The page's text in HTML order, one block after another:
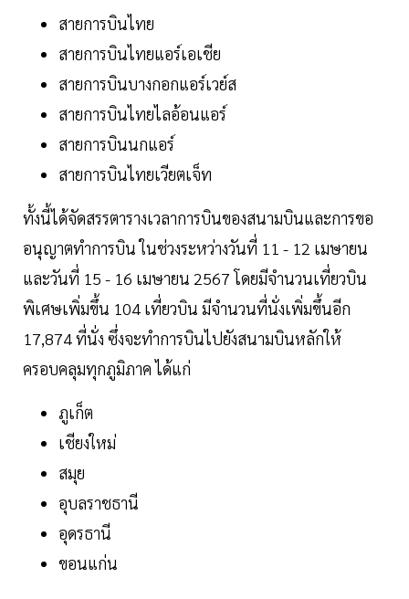
สายการบินไทย
สายการบินไทยแอร์เอเชีย
สายการบินบางกอกแอร์เวย์ส
สายการบินไทยไลอ้อนแอร์
สายการบินนกแอร์
สายการบินไทยเวียตเจ็ท
ทั้งนี้ได้จัดสรรตารางเวลาการบินของสนามบินและการขอ
อนุญาตทำการบิน ในช่วงระหว่างวันที่ 11 - 12 เมษายน
และวันที่ 15 - 16 เมษายน 2567 โดยมีจำนวนเที่ยวบิน
พิเศษเพิ่มขึ้น 104 เที่ยวบิน มีจำนวนที่นั่งเพิ่มขึ้นอีก
17,874 ที่นั่ง ซึ่งจะทำการบินไปยังสนามบินหลักให้
ครอบคลุมทุกภูมิภาค ได้แก่
ภูเก็ต
เชียงใหม่
สมุย
อุบลราชธานี
อุดรธานี
ขอนแก่น